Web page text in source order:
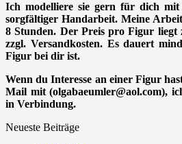
Ich modelliere sie gern für dich
sorgfältiger Handarbeit. Meine
8 Stunden. Der Preis pro Figur liegt
zzgl. Versandkosten. Es dauert
Figur bei dir ist.
Wenn du Interesse an einer Figur
Mail mit (olgabaeumler@aol.com),
in Verbindung.
Neueste Beiträge